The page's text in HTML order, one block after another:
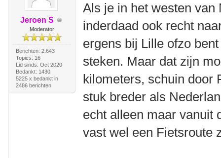
Jeroen S
Moderator
Berichten: 2.643
Topics: 16
Lid sinds: Oct 2020
Bedankt: 1430
5225 x bedankt in
2486 berichten
Als je in het westen van
inderdaad ook recht
ergens bij Lille ofzo
steken. Maar dat zijn
kilometers, schuin door
stuk breder als
echt alleen maar vanuit
vast wel een Fietsroute